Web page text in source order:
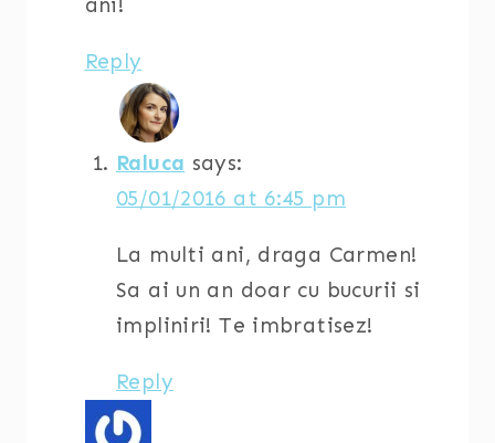
ani!
Reply
Raluca says:
05/01/2016 at 6:45 pm
La multi ani, draga Carmen!
Sa ai un an doar cu bucurii si
impliniri! Te imbratisez!
Reply